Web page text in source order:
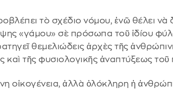
τὸ σχέδιο νόμου, ἐνῶ θέλει νὰ
«γάμου» σὲ πρόσωπα τοῦ ἰδίου
θεμελιώδεις ἀρχὲς τῆς
καὶ τῆς φυσιολογικῆς ἀναπτύξεως τοῦ
οἰκογένεια, ἀλλὰ ὁλόκληρη ἡ